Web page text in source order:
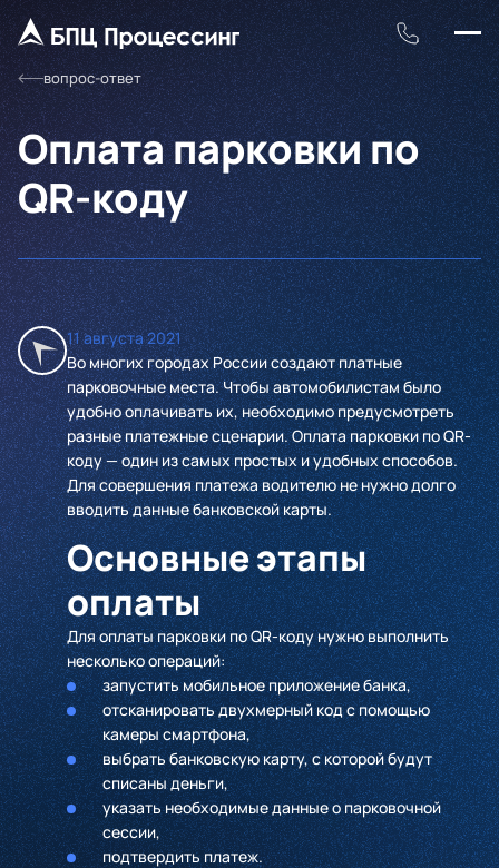
вопрос-ответ
Оплата парковки по
QR-коду
11 августа 2021
Во многих городах России создают платные
парковочные места. Чтобы автомобилистам было
удобно оплачивать их, необходимо предусмотреть
разные платежные сценарии. Оплата парковки по QR-
коду — один из самых простых и удобных способов.
Для совершения платежа водителю не нужно долго
вводить данные банковской карты.
Основные этапы
оплаты
Для оплаты парковки по QR-коду нужно выполнить
несколько операций:
запустить мобильное приложение банка,
отсканировать двухмерный код с помощью
камеры смартфона,
выбрать банковскую карту, с которой будут
списаны деньги,
указать необходимые данные о парковочной
сессии,
подтвердить платеж.